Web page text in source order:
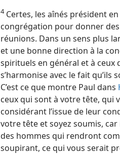
4Certes, les aînés président
congrégation pour donner
réunions. Dans un sens plus
et une bonne direction à la
spirituels en général et à ceux
s’harmonise avec le fait qu’ils
C’est ce que montre Paul dans
ceux qui sont à votre tête, qui
considérant l’issue de leur
votre tête et soyez soumis,
des hommes qui rendront
soupirant, ce qui vous serait